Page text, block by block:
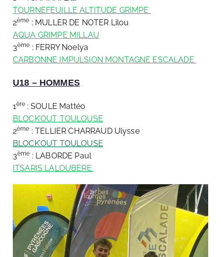
TOURNEFEUILLE ALTITUDE GRIMPE
2ème : MULLER DE NOTER Lilou
AQUA GRIMPE MILLAU
3ème : FERRY Noelya
CARBONNE IMPULSION MONTAGNE ESCALADE
U18 – HOMMES
1ère : SOULE Mattéo
BLOCK’OUT TOULOUSE
2ème : TELLIER CHARRAUD Ulysse
BLOCK’OUT TOULOUSE
3ème : LABORDE Paul
ITSARIS LALOUBERE